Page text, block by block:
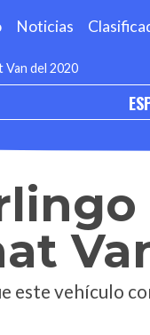
Noticias
del 2020
este vehículo